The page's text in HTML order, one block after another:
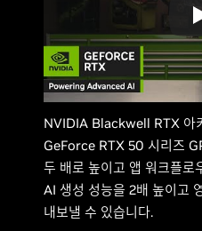
NVIDIA Blackwell RTX 아
GeForce RTX 50 시리즈
두 배로 높이고 앱 워크플로
AI 생성 성능을 2배 높이고
내보낼 수 있습니다.